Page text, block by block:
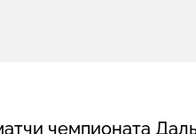
чемпионата